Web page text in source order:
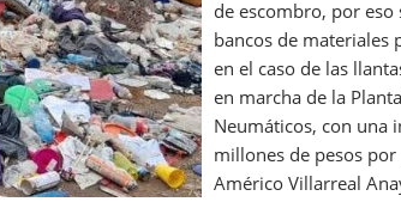
de escombro, por eso
bancos de materiales
en el caso de las
en marcha de la
Neumáticos, con una
millones de pesos
Américo Villarreal